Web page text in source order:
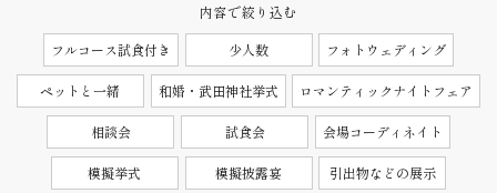
内容で絞り込む
フルコース試食付き
少人数 フォトウェディング
ペットと一緒 和婚・武田神社挙式 ロマンティックナイトフェア
相談会 試食会 会場コーディネイト
模擬挙式 模擬披露宴 引出物などの展示